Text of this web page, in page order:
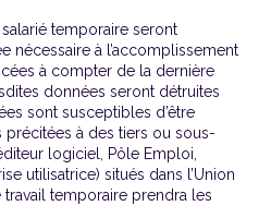
temporaire seront
nécessaire à l’accomplissement
à compter de la dernière
données seront détruites
sont susceptibles d’être
précitées à des tiers ou sous-
logiciel, Pôle Emploi,
utilisatrice) situés dans l’Union
travail temporaire prendra les